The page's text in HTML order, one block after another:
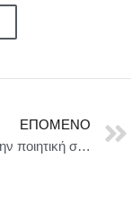
ΕΠΌΜΕΝΟ
Κριτική στην ποιητική συλλογή «Μ’ Ένα Μπλουζ κι Ένα Τσιγάρο» του Γιάννη Καλοφώνου από την Παναγιώτα Μπλέτα